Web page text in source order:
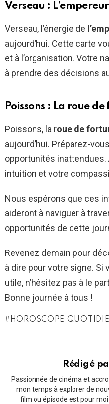
Verseau : L’empereur
Verseau, l’énergie de
aujourd’hui. Cette carte
et à l’organisation. Votre
à prendre des décisions
Poissons : La roue
Poissons, la roue de
aujourd’hui. Préparez-
opportunités
intuition et votre
Nous espérons que ces
aideront à naviguer à
opportunités de cette
Revenez demain pour
à dire pour votre signe. Si
utile, n’hésitez pas à le
Bonne journée à tous !
HOROSCOPE
Rédigé
Passionnée de cinéma et
mon temps à explorer de
film ou épisode est pour